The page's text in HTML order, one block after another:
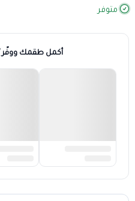
متوفر
أكمل طقمك ووفّر 7% عند الإضافة 🎉